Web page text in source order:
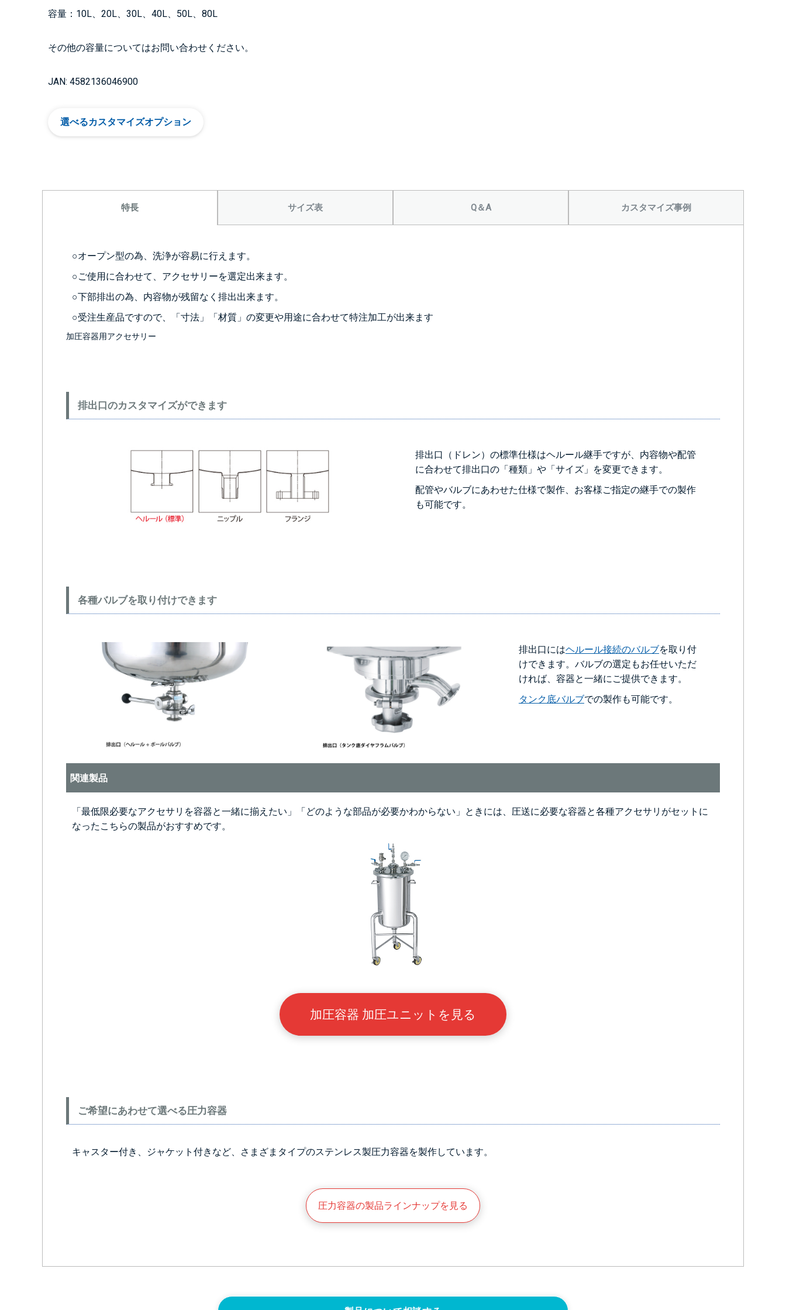
容量：10L、20L、30L、40L、50L、80L
その他の容量についてはお問い合わせください。
JAN: 4582136046900
選べるカスタマイズオプション
特長 サイズ表 Q＆A カスタマイズ事例
○オープン型の為、洗浄が容易に行えます。
○ご使用に合わせて、アクセサリーを選定出来ます。
○下部排出の為、内容物が残留なく排出出来ます。
○受注生産品ですので、「寸法」「材質」の変更や用途に合わせて特注加工が出来ます
加圧容器用アクセサリー
排出口のカスタマイズができます
排出口（ドレン）の標準仕様はヘルール継手ですが、内容物や配管
に合わせて排出口の「種類」や「サイズ」を変更できます。
配管やバルブにあわせた仕様で製作、お客様ご指定の継手での製作
も可能です。
各種バルブを取り付けできます
排出口にはヘルール接続のバルブを取り付
けできます。バルブの選定もお任せいただ
ければ、容器と一緒にご提供できます。
タンク底バルブでの製作も可能です。
関連製品
「最低限必要なアクセサリを容器と一緒に揃えたい」「どのような部品が必要かわからない」ときには、圧送に必要な容器と各種アクセサリがセットに
なったこちらの製品がおすすめです。
加圧容器 加圧ユニットを見る
ご希望にあわせて選べる圧力容器
キャスター付き、ジャケット付きなど、さまざまタイプのステンレス製圧力容器を製作しています。
圧力容器の製品ラインナップを見る